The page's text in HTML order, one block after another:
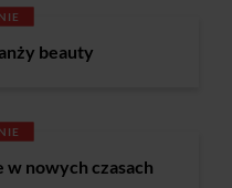
beauty
nowych czasach